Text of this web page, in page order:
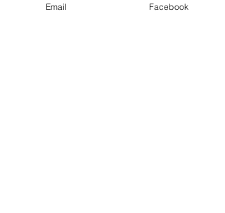
Email Facebook